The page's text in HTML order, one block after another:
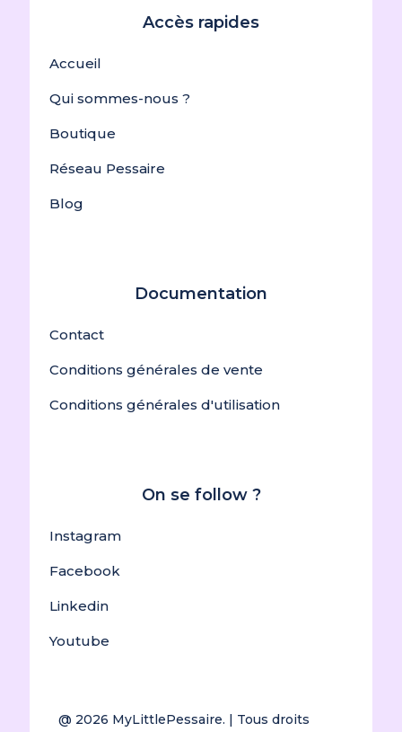
Accès rapides
Accueil
Qui sommes-nous ?
Boutique
Réseau Pessaire
Blog
Documentation
Contact
Conditions générales de vente
Conditions générales d'utilisation
On se follow ?
Instagram
Facebook
Linkedin
Youtube
@ 2026 MyLittlePessaire. | Tous droits